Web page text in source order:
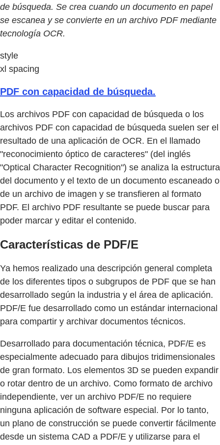
de búsqueda. Se crea cuando un documento en papel
se escanea y se convierte en un archivo PDF mediante
tecnología OCR.
style
xl spacing
PDF con capacidad de búsqueda.
Los archivos PDF con capacidad de búsqueda o los
archivos PDF con capacidad de búsqueda suelen ser el
resultado de una aplicación de OCR. En el llamado
"reconocimiento óptico de caracteres" (del inglés
"Optical Character Recognition") se analiza la estructura
del documento y el texto de un documento escaneado o
de un archivo de imagen y se transfieren al formato
PDF. El archivo PDF resultante se puede buscar para
poder marcar y editar el contenido.
Características de PDF/E
Ya hemos realizado una descripción general completa
de los diferentes tipos o subgrupos de PDF que se han
desarrollado según la industria y el área de aplicación.
PDF/E fue desarrollado como un estándar internacional
para compartir y archivar documentos técnicos.
Desarrollado para documentación técnica, PDF/E es
especialmente adecuado para dibujos tridimensionales
de gran formato. Los elementos 3D se pueden expandir
o rotar dentro de un archivo. Como formato de archivo
independiente, ver un archivo PDF/E no requiere
ninguna aplicación de software especial. Por lo tanto,
un plano de construcción se puede convertir fácilmente
desde un sistema CAD a PDF/E y utilizarse para el